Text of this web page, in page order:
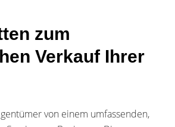
zum
Verkauf Ihrer
von einem umfassenden,